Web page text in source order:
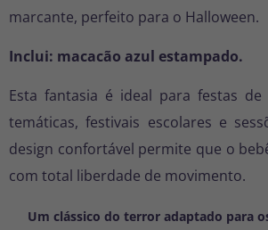
marcante, perfeito para o Halloween.
Inclui: macacão azul estampado.
Esta fantasia é ideal para festas de
temáticas, festivais escolares e
design confortável permite que o
com total liberdade de movimento.
Um clássico do terror adaptado para